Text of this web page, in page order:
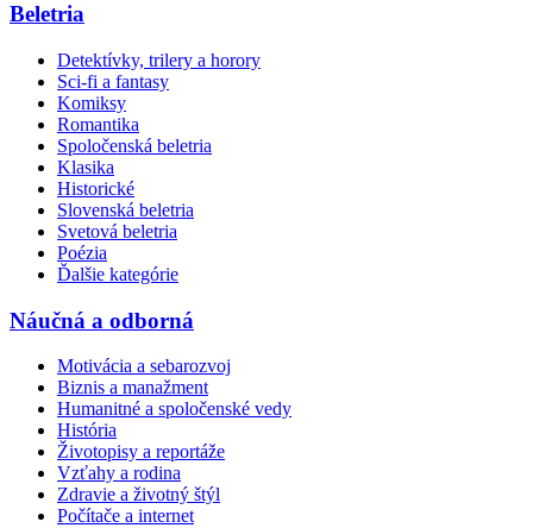
Beletria
Detektívky, trilery a horory
Sci-fi a fantasy
Komiksy
Romantika
Spoločenská beletria
Klasika
Historické
Slovenská beletria
Svetová beletria
Poézia
Ďalšie kategórie
Náučná a odborná
Motivácia a sebarozvoj
Biznis a manažment
Humanitné a spoločenské vedy
História
Životopisy a reportáže
Vzťahy a rodina
Zdravie a životný štýl
Počítače a internet